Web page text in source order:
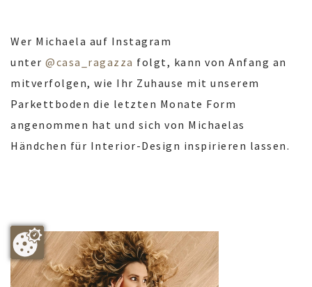
Wer Michaela auf Instagram
unter @casa_ragazza folgt, kann von Anfang an
mitverfolgen, wie Ihr Zuhause mit unserem
Parkettboden die letzten Monate Form
angenommen hat und sich von Michaelas
Händchen für Interior-Design inspirieren lassen.